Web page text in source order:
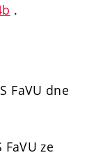
.
FaVU dne
ze